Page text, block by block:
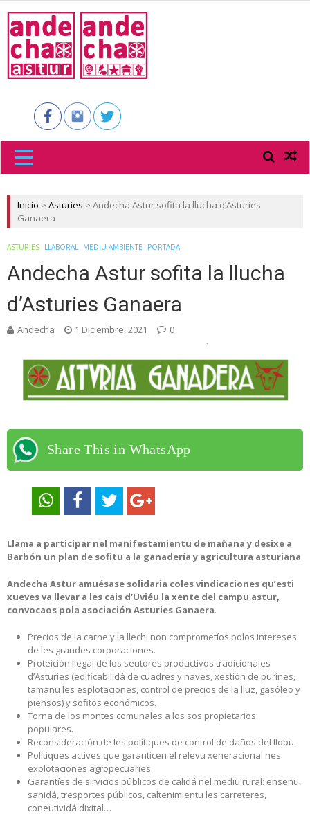
ASTUR
Inicio > Asturies > Andecha Astur sofita la llucha d’Asturies
Ganaera
ASTURIES LLABORAL MEDIU AMBIENTE PORTADA
Andecha Astur sofita la llucha
d’Asturies Ganaera
Andecha 1 Diciembre, 2021 0
Share This in WhatsApp
Llama a participar nel manifestamientu de mañana y desixe a
Barbón un plan de sofitu a la ganadería y agricultura asturiana
Andecha Astur amuésase solidaria coles vindicaciones qu’esti
xueves va llevar a les cais d’Uviéu la xente del campu astur,
convocaos pola asociación Asturies Ganaera.
Precios de la carne y la llechi non comprometíos polos intereses
de les grandes corporaciones.
Proteición llegal de los seutores productivos tradicionales
d’Asturies (edificabilidá de cuadres y naves, xestión de purines,
tamañu les esplotaciones, control de precios de la lluz, gasóleo y
piensos) y sofitos económicos.
Torna de los montes comunales a los sos propietarios
populares.
Reconsideración de les polítiques de control de daños del llobu.
Polítiques actives que garanticen el relevu xeneracional nes
explotaciones agropecuaries.
Garantíes de sirvicios públicos de calidá nel mediu rural: enseñu,
sanidá, tresportes públicos, caltenimientu les carreteres,
coneutividá dixital…